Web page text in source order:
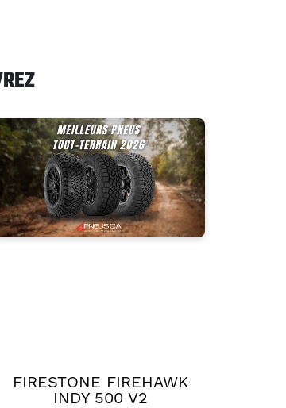
FIRESTONE FIREHAWK
INDY 500 V2